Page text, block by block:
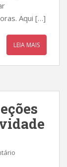
Aqui […]
LEIA MAIS